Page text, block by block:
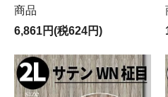
商品
6,861円(税624円)